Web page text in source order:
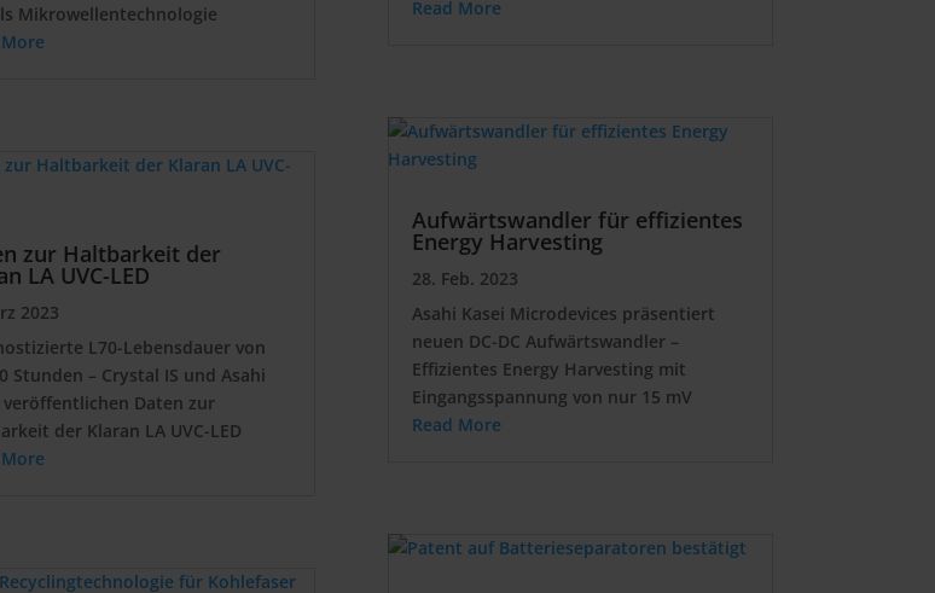
Mikrowellentechnologie
zur Haltbarkeit der
LA UVC-LED
2023
L70-Lebensdauer von
Stunden – Crystal IS und Asahi
veröffentlichen Daten zur
der Klaran LA UVC-LED
Read More
Aufwärtswandler für effizientes
Energy Harvesting
28. Feb. 2023
Asahi Kasei Microdevices präsentiert
neuen DC-DC Aufwärtswandler –
Effizientes Energy Harvesting mit
Eingangsspannung von nur 15 mV
Read More